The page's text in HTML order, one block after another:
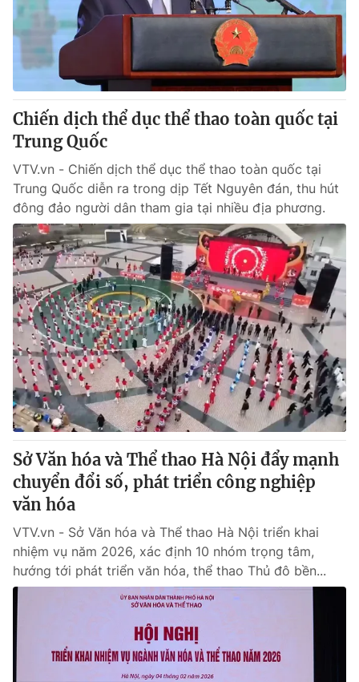
® Cấm sao chép dưới mọi hình thức nếu không có sự chấp
thuận bằng văn bản. Ghi rõ nguồn VTV.vn khi phát hành lại
thông tin từ website này.
Chiến dịch thể dục thể thao toàn quốc tại
Trung Quốc
VTV.vn - Chiến dịch thể dục thể thao toàn quốc tại
Trung Quốc diễn ra trong dịp Tết Nguyên đán, thu hút
đông đảo người dân tham gia tại nhiều địa phương.
Sở Văn hóa và Thể thao Hà Nội đẩy mạnh
chuyển đổi số, phát triển công nghiệp
văn hóa
VTV.vn - Sở Văn hóa và Thể thao Hà Nội triển khai
nhiệm vụ năm 2026, xác định 10 nhóm trọng tâm,
hướng tới phát triển văn hóa, thể thao Thủ đô bền...